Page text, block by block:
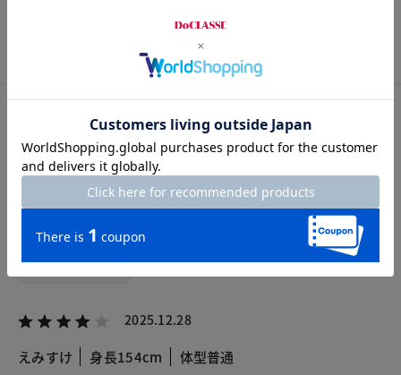
総合評価
4.6 3レビュー
2025.12.28
えみすけ 身長154cm 体型普通